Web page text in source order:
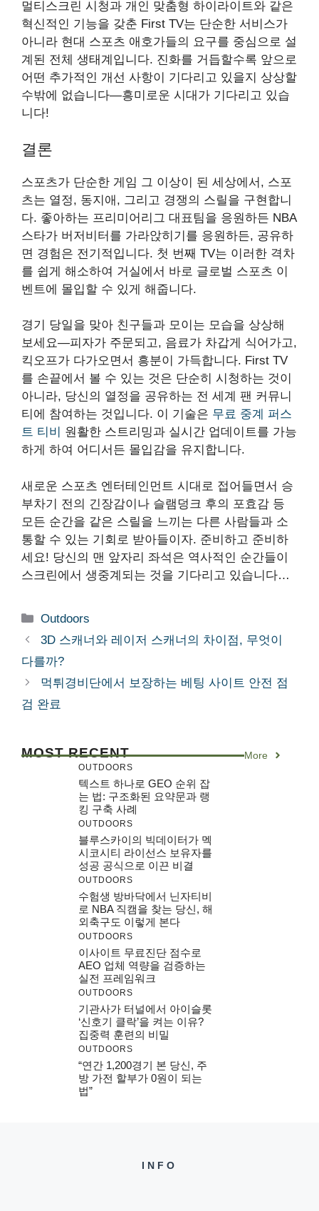
멀티스크린 시청과 개인 맞춤형 하이라이트와 같은
혁신적인 기능을 갖춘 First TV는 단순한 서비스가
아니라 현대 스포츠 애호가들의 요구를 중심으로 설
계된 전체 생태계입니다. 진화를 거듭할수록 앞으로
어떤 추가적인 개선 사항이 기다리고 있을지 상상할
수밖에 없습니다—흥미로운 시대가 기다리고 있습
니다!
결론
스포츠가 단순한 게임 그 이상이 된 세상에서, 스포
츠는 열정, 동지애, 그리고 경쟁의 스릴을 구현합니
다. 좋아하는 프리미어리그 대표팀을 응원하든 NBA
스타가 버저비터를 가라앉히기를 응원하든, 공유하
면 경험은 전기적입니다. 첫 번째 TV는 이러한 격차
를 쉽게 해소하여 거실에서 바로 글로벌 스포츠 이
벤트에 몰입할 수 있게 해줍니다.
경기 당일을 맞아 친구들과 모이는 모습을 상상해
보세요—피자가 주문되고, 음료가 차갑게 식어가고,
킥오프가 다가오면서 흥분이 가득합니다. First TV
를 손끝에서 볼 수 있는 것은 단순히 시청하는 것이
아니라, 당신의 열정을 공유하는 전 세계 팬 커뮤니
티에 참여하는 것입니다. 이 기술은 무료 중계 퍼스
트 티비 원활한 스트리밍과 실시간 업데이트를 가능
하게 하여 어디서든 몰입감을 유지합니다.
새로운 스포츠 엔터테인먼트 시대로 접어들면서 승
부차기 전의 긴장감이나 슬램덩크 후의 포효감 등
모든 순간을 같은 스릴을 느끼는 다른 사람들과 소
통할 수 있는 기회로 받아들이자. 준비하고 준비하
세요! 당신의 맨 앞자리 좌석은 역사적인 순간들이
스크린에서 생중계되는 것을 기다리고 있습니다…
Categories
Outdoors
3D 스캐너와 레이저 스캐너의 차이점, 무엇이
다를까?
먹튀경비단에서 보장하는 베팅 사이트 안전 점
검 완료
MOST RECENT More
OUTDOORS
텍스트 하나로 GEO 순위 잡
는 법: 구조화된 요약문과 랭
킹 구축 사례
OUTDOORS
블루스카이의 빅데이터가 멕
시코시티 라이선스 보유자를
성공 공식으로 이끈 비결
OUTDOORS
수험생 방바닥에서 닌자티비
로 NBA 직캠을 찾는 당신, 해
외축구도 이렇게 본다
OUTDOORS
이사이트 무료진단 점수로
AEO 업체 역량을 검증하는
실전 프레임워크
OUTDOORS
기관사가 터널에서 아이슬롯
‘신호기 클락’을 켜는 이유?
집중력 훈련의 비밀
OUTDOORS
“연간 1,200경기 본 당신, 주
방 가전 할부가 0원이 되는
법”
INFO